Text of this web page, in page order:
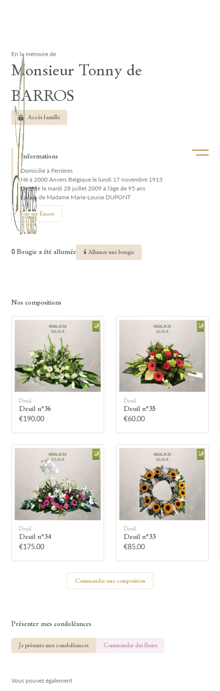
Ouvrir/
En la mémoire de
Monsieur Tonny de
BARROS
Accès famille
Informations
Domicilié à Ferrières
Né à 2000 Anvers Belgique le lundi 17 novembre 1913
Décédé le mardi 28 juillet 2009 à l'âge de 95 ans
Époux de Madame Marie-Louise DUPONT
Voir sur Enaos
0 Bougie a été allumée 🕯 Allumer une bougie
Allumez une bougie
Montrez votre soutien à la famille en
allumant symboliquement une bougie.
Nos compositions
Deuil
Deuil n°36
€190.00
Deuil
Deuil n°35
€60.00
Deuil
Deuil n°34
€175.00
Deuil
Deuil n°33
€85.00
Commander une composition
Présenter mes condoléances
Je présente mes condoléances Commander des fleurs
Vous pouvez également